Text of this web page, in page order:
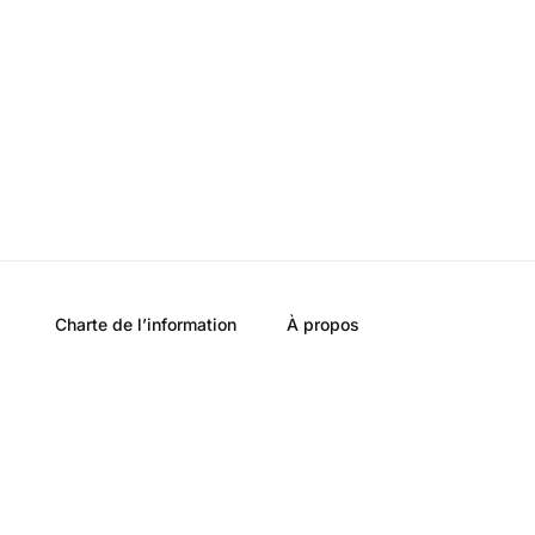
Charte de l’information À propos